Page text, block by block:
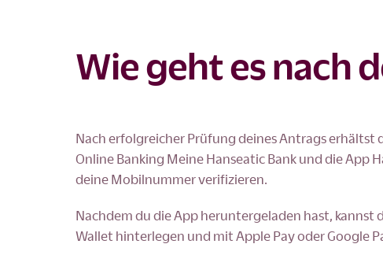
Wie geht es nach
Nach erfolgreicher Prüfung deines Antrags erhältst
Online Banking Meine Hanseatic Bank und die App
deine Mobilnummer verifizieren.
Nachdem du die App heruntergeladen hast,
Wallet hinterlegen und mit Apple Pay oder Google